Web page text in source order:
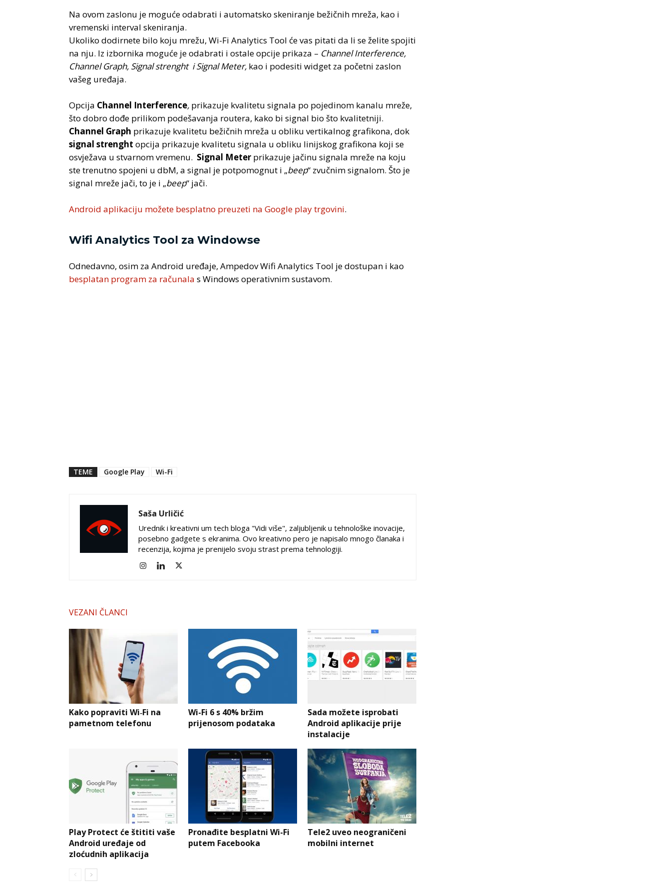
Na ovom zaslonu je moguće odabrati i automatsko skeniranje bežičnih mreža, kao i
vremenski interval skeniranja.
Ukoliko dodirnete bilo koju mrežu, Wi-Fi Analytics Tool će vas pitati da li se želite spojiti
na nju. Iz izbornika moguće je odabrati i ostale opcije prikaza – Channel Interference,
Channel Graph, Signal strenght i Signal Meter, kao i podesiti widget za početni zaslon
vašeg uređaja.
Opcija Channel Interference, prikazuje kvalitetu signala po pojedinom kanalu mreže,
što dobro dođe prilikom podešavanja routera, kako bi signal bio što kvalitetniji.
Channel Graph prikazuje kvalitetu bežičnih mreža u obliku vertikalnog grafikona, dok
signal strenght opcija prikazuje kvalitetu signala u obliku linijskog grafikona koji se
osvježava u stvarnom vremenu. Signal Meter prikazuje jačinu signala mreže na koju
ste trenutno spojeni u dbM, a signal je potpomognut i „beep“ zvučnim signalom. Što je
signal mreže jači, to je i „beep“ jači.
Android aplikaciju možete besplatno preuzeti na Google play trgovini.
Wifi Analytics Tool za Windowse
Odnedavno, osim za Android uređaje, Ampedov Wifi Analytics Tool je dostupan i kao
besplatan program za računala s Windows operativnim sustavom.
TEME Google Play Wi-Fi
Saša Urličić
Urednik i kreativni um tech bloga "Vidi više", zaljubljenik u tehnološke inovacije,
posebno gadgete s ekranima. Ovo kreativno pero je napisalo mnogo članaka i
recenzija, kojima je prenijelo svoju strast prema tehnologiji.
VEZANI ČLANCI
Kako popraviti Wi‑Fi na
pametnom telefonu
Wi-Fi 6 s 40% bržim
prijenosom podataka
Sada možete isprobati
Android aplikacije prije
instalacije
Play Protect će štititi vaše
Android uređaje od
zloćudnih aplikacija
Pronađite besplatni Wi-Fi
putem Facebooka
Tele2 uveo neograničeni
mobilni internet